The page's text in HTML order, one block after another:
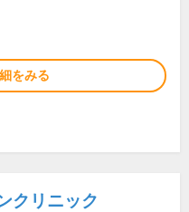
をみる
クリニック